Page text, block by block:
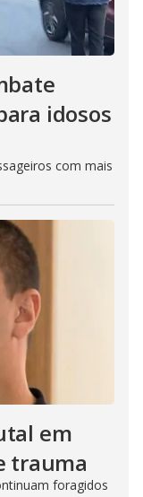
idosos
com mais
em
trauma
foragidos